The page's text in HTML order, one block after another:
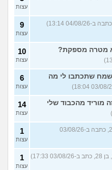
4
עצות
במדור
עצות
9
עצות
מטרה מספקת? 10
עצות
שתכתבו לי מה
6
עצות
מוריד מהכבוד שלי 14
עצות
(קולית, בת 20, כתבה ב-03/08/26
1
עצות
26 17:33)
1
עצות